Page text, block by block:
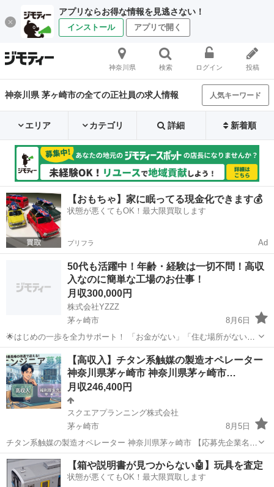
アプリならお得な情報を見逃さない！
インストール アプリで開く
神奈川県 検索 ログイン 投稿
神奈川県 茅ヶ崎市の全ての正社員の求人情報 人気キーワード
エリア カテゴリ 詳細 新着順
【おもちゃ】家に眠ってる現金化できます💰
状態が悪くてもOK！最大限買取します
プリフラ Ad
50代も活躍中！年齢・経験は一切不問！高収
入なのに簡単な工場のお仕事！
月収300,000円
株式会社YZZZ
茅ヶ崎市
8月6日
🌟はじめの一歩を全力サポート！ 「お金がない」「住む場所がない」
「今すぐ働きたい」 そんなあなたを全力で応援します💪 ＼生活・仕
事・住まい、すべてサポート体制万全！／ 🔶サポート内容（一部紹
介） 🎁 初月から月...
神奈川 茅ヶ崎市 工場 社会保険
【高収入】チタン系触媒の製造オペレーター
神奈川県茅ヶ崎市 神奈川県茅ヶ崎市…
月収246,400円
スクエアプランニング株式会社
茅ヶ崎市
8月5日
チタン系触媒の製造オペレーター 神奈川県茅ヶ崎市 【応募先企業名】
スクエアプランニング株式会社 【雇用形態】正社員【人材紹介】 【職
種】自動車業界以外(製造・部品組立・加工) 【応募資格】 ・年齢要件:
～ 60歳 ・日...
神奈川 茅ヶ崎市 その他 オペレーター
【箱や説明書が見つからない🤖】玩具を査定
状態が悪くてもOK！最大限買取します